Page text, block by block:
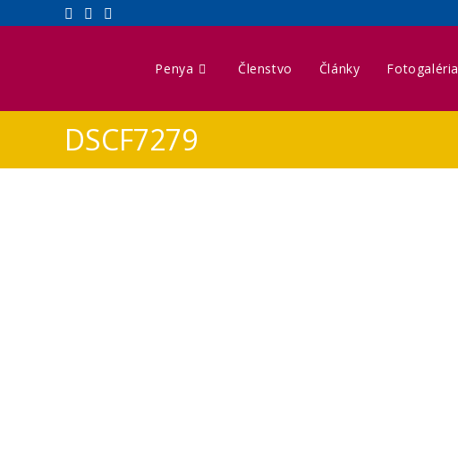
Penya Členstvo Články Fotogaléria
DSCF7279